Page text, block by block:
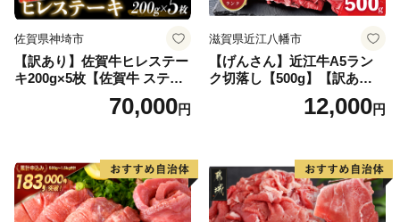
佐賀県神埼市
【訳あり】佐賀牛ヒレステー
キ200g×5枚【佐賀牛 ステー
キ ブランド肉 ヒレ肉 フィレ
肉 ジューシー ヘルシー】(H0
70,000円
滋賀県近江八幡市
【げんさん】近江牛A5ラン
ク切落し【500g】【訳あり】
12,000円